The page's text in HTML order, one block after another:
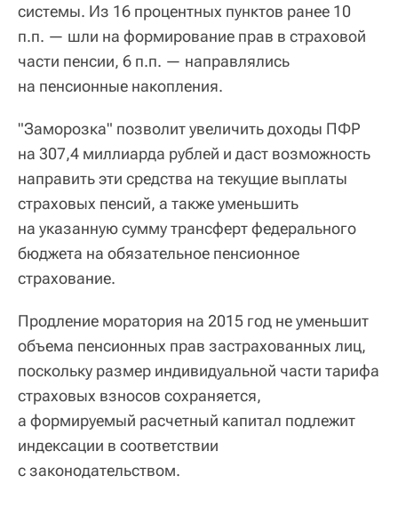
системы. Из 16 процентных пунктов ранее 10
п.п. — шли на формирование прав в страховой
части пенсии, 6 п.п. — направлялись
на пенсионные накопления.
"Заморозка" позволит увеличить доходы ПФР
на 307,4 миллиарда рублей и даст возможность
направить эти средства на текущие выплаты
страховых пенсий, а также уменьшить
на указанную сумму трансферт федерального
бюджета на обязательное пенсионное
страхование.
Продление моратория на 2015 год не уменьшит
объема пенсионных прав застрахованных лиц,
поскольку размер индивидуальной части тарифа
страховых взносов сохраняется,
а формируемый расчетный капитал подлежит
индексации в соответствии
с законодательством.